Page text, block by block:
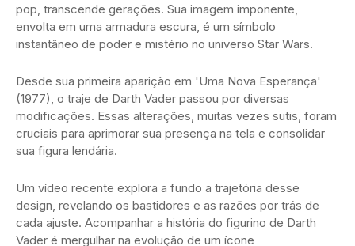
pop, transcende gerações. Sua imagem imponente,
envolta em uma armadura escura, é um símbolo
instantâneo de poder e mistério no universo Star Wars.
Desde sua primeira aparição em 'Uma Nova Esperança'
(1977), o traje de Darth Vader passou por diversas
modificações. Essas alterações, muitas vezes sutis, foram
cruciais para aprimorar sua presença na tela e consolidar
sua figura lendária.
Um vídeo recente explora a fundo a trajetória desse
design, revelando os bastidores e as razões por trás de
cada ajuste. Acompanhar a história do figurino de Darth
Vader é mergulhar na evolução de um ícone